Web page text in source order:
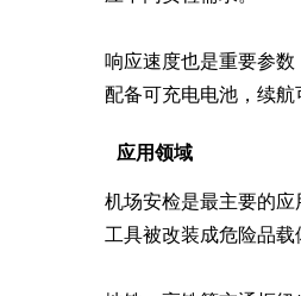
响应速度也是重要参数
配备可充电电池，续航
应用领域
机场安检是最主要的
工具被改装成危险品载